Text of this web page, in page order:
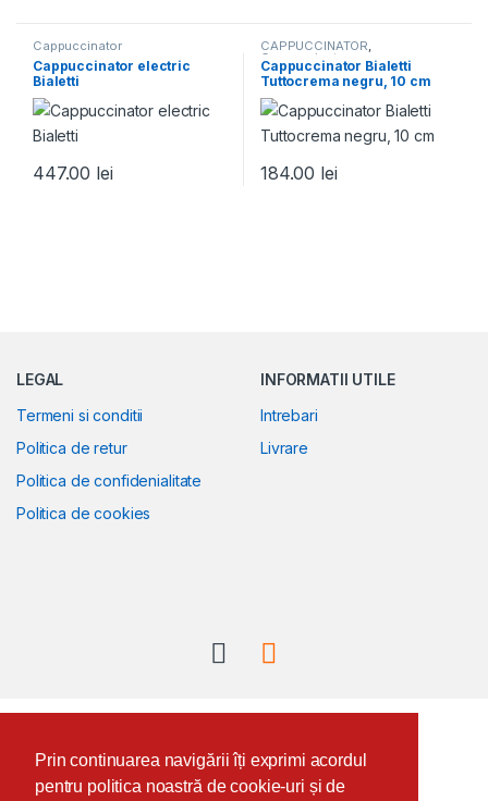
Cappuccinator
Cappuccinator electric
Bialetti
447.00 lei
CAPPUCCINATOR,
Cappuccinator
Cappuccinator Bialetti
Tuttocrema negru, 10 cm
184.00 lei
LEGAL
Termeni si conditii
Politica de retur
Politica de confidenialitate
Politica de cookies
INFORMATII UTILE
Intrebari
Livrare
+40.735.780.780
Prin continuarea navigării îți exprimi acordul
pentru politica noastră de cookie-uri și de